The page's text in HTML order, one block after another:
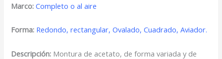
Marco: Completo o al aire
Forma: Redondo, rectangular, Ovalado, Cuadrado, Aviador.
Descripción: Montura de acetato, de forma variada y de